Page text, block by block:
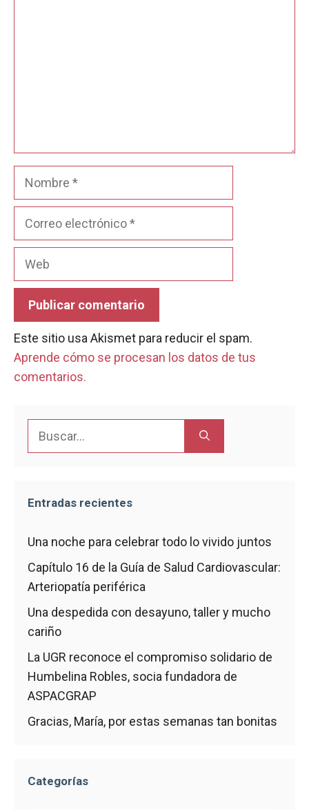
Nombre
Este sitio usa Akismet para reducir el spam.
Aprende cómo se procesan los datos de tus
comentarios.
Entradas recientes
Una noche para celebrar todo lo vivido juntos
Capítulo 16 de la Guía de Salud Cardiovascular:
Arteriopatía periférica
Una despedida con desayuno, taller y mucho
cariño
La UGR reconoce el compromiso solidario de
Humbelina Robles, socia fundadora de
ASPACGRAP
Gracias, María, por estas semanas tan bonitas
Categorías